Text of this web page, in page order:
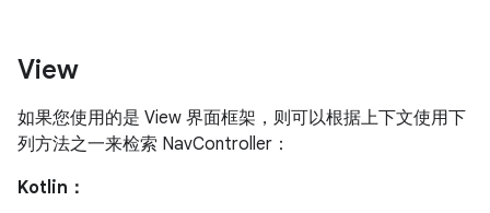
View
如果您使用的是 View 界面框架，则可以根据上下文使用下
列方法之一来检索 NavController：
Kotlin：